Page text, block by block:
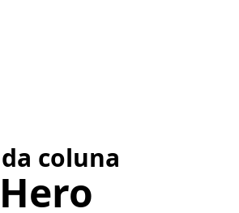
coluna